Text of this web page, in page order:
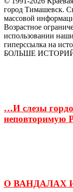
город Тимашевск.
массовой
Возрастное
использовании
гиперссылка на
БОЛЬШЕ
…И слезы
неповторимую
О ВАНДАЛАХ